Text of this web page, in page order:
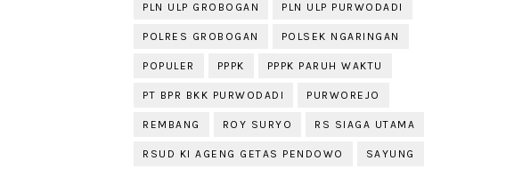
PLN ULP GROBOGAN PLN ULP PURWODADI
POLRES GROBOGAN POLSEK NGARINGAN
POPULER PPPK PPPK PARUH WAKTU
PT BPR BKK PURWODADI PURWOREJO
REMBANG ROY SURYO RS SIAGA UTAMA
RSUD KI AGENG GETAS PENDOWO SAYUNG